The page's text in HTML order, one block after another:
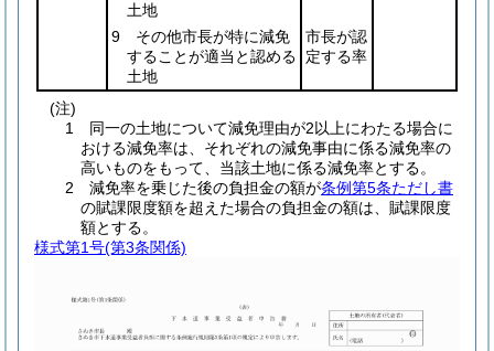
土地
9 その他市長が特に減免
することが適当と認める
土地
市長が認
定する率
(注)
1 同一の土地について減免理由が2以上にわたる場合に
おける減免率は、それぞれの減免事由に係る減免率の
高いものをもって、当該土地に係る減免率とする。
2 減免率を乗じた後の負担金の額が条例第5条ただし書
の賦課限度額を超えた場合の負担金の額は、賦課限度
額とする。
様式第1号(第3条関係)